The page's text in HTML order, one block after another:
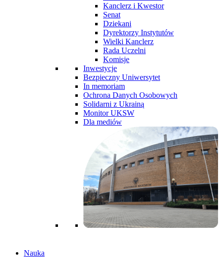
Kanclerz i Kwestor
Senat
Dziekani
Dyrektorzy Instytutów
Wielki Kanclerz
Rada Uczelni
Komisje
Inwestycje
Bezpieczny Uniwersytet
In memoriam
Ochrona Danych Osobowych
Solidarni z Ukrainą
Monitor UKSW
Dla mediów
Nauka